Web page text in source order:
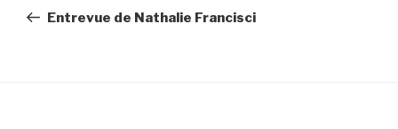
l'article
précédent
Entrevue de Nathalie Francisci